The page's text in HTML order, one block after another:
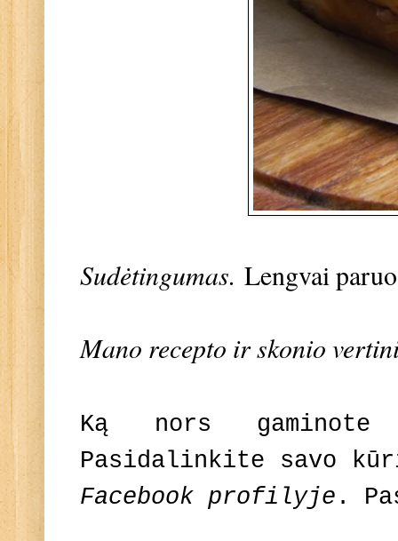
Sudėtingumas. Lengvai
Mano recepto ir skonio
Ką nors
Pasidalinkite savo
Facebook profilyje .